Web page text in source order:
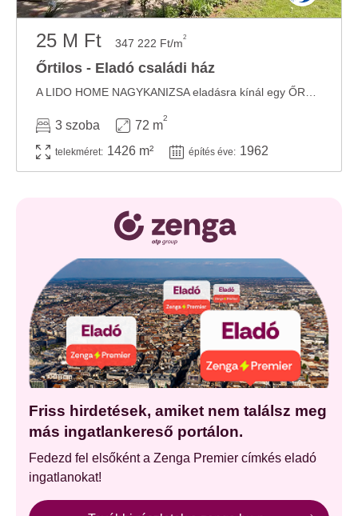
25 M Ft 347 222 Ft/m2
Őrtilos - Eladó családi ház
3 szoba 72 m
2
telekméret: 1426 m² építés éve: 1962
Friss hirdetések, amiket nem találsz meg
más ingatlankereső portálon.
Fedezd fel elsőként a Zenga Premier címkés eladó
ingatlanokat!